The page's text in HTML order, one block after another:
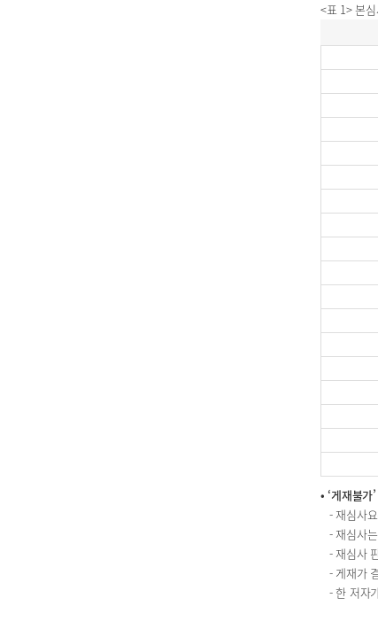
<표 1> 본
• ‘게재불
- 재심사
- 재심사
- 재심사
- 게재가
- 한 저자